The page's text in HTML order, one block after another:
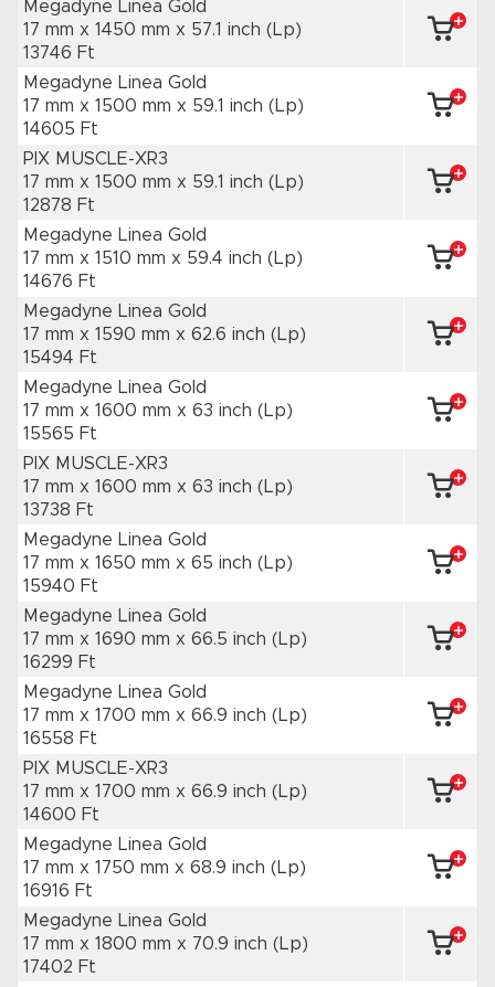
Megadyne Linea Gold
17 mm x 1450 mm x 57.1 inch (Lp)
13746 Ft
Megadyne Linea Gold
17 mm x 1500 mm x 59.1 inch (Lp)
14605 Ft
PIX MUSCLE-XR3
17 mm x 1500 mm x 59.1 inch (Lp)
12878 Ft
Megadyne Linea Gold
17 mm x 1510 mm x 59.4 inch (Lp)
14676 Ft
Megadyne Linea Gold
17 mm x 1590 mm x 62.6 inch (Lp)
15494 Ft
Megadyne Linea Gold
17 mm x 1600 mm x 63 inch (Lp)
15565 Ft
PIX MUSCLE-XR3
17 mm x 1600 mm x 63 inch (Lp)
13738 Ft
Megadyne Linea Gold
17 mm x 1650 mm x 65 inch (Lp)
15940 Ft
Megadyne Linea Gold
17 mm x 1690 mm x 66.5 inch (Lp)
16299 Ft
Megadyne Linea Gold
17 mm x 1700 mm x 66.9 inch (Lp)
16558 Ft
PIX MUSCLE-XR3
17 mm x 1700 mm x 66.9 inch (Lp)
14600 Ft
Megadyne Linea Gold
17 mm x 1750 mm x 68.9 inch (Lp)
16916 Ft
Megadyne Linea Gold
17 mm x 1800 mm x 70.9 inch (Lp)
17402 Ft